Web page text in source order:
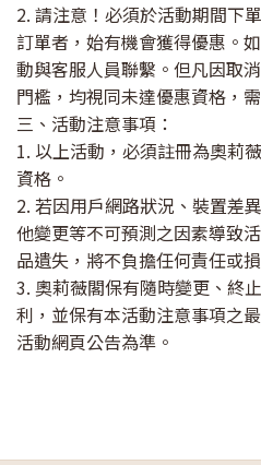
2. 請注意！必須於活動期間下
訂單者，始有機會獲得優惠。
動與客服人員聯繫。但凡因取
門檻，均視同未達優惠資格，
三、活動注意事項：
1. 以上活動，必須註冊為奧莉
資格。
2. 若因用戶網路狀況、裝置差
他變更等不可預測之因素導致
品遺失，將不負擔任何責任或
3. 奧莉薇閣保有隨時變更、終
利，並保有本活動注意事項之
活動網頁公告為準。